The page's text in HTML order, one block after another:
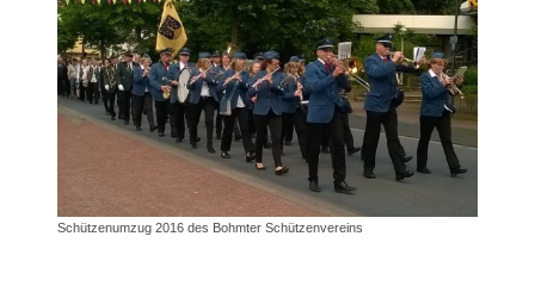
Schützenumzug 2016 des Bohmter Schützenvereins